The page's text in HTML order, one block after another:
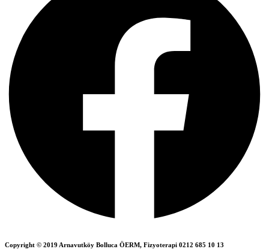
Copyright © 2019 Arnavutköy Bolluca ÖERM, Fizyoterapi 0212 685 10 13